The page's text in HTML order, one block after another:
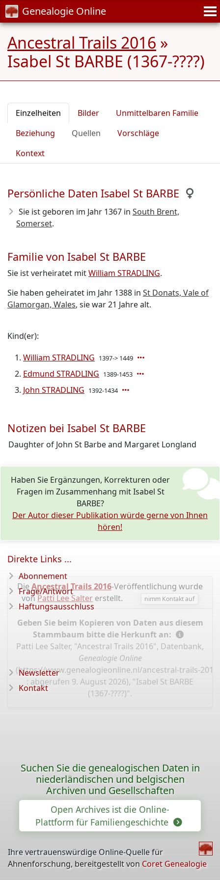
Genealogie Online
Ancestral Trails 2016 »
Isabel St BARBE (1367-????)
Einzelheiten Bilder
Unmittelbaren Familie
Beziehung
Quellen
Vorschläge
Kontext
Persönliche Daten Isabel St BARBE
Sie ist geboren im Jahr 1367 in South Brent,
Somerset.
Familie von Isabel St BARBE
Sie ist verheiratet mitWilliam STRADLING.
Sie haben geheiratet im Jahr 1388 in St Donats, Vale of
Glamorgan, Wales, sie war 21 Jahre alt.
Kind(er):
William STRADLING 1397-> 1449
Edmund STRADLING 1389-1453
John STRADLING 1392-1434
Notizen bei Isabel St BARBE
Daughter of John St Barbe and Margaret Longland
Haben Sie Ergänzungen, Korrekturen oder
Fragen im Zusammenhang mit Isabel St
BARBE?
Der Autor dieser Publikation würde gerne von Ihnen
hören!
Die Ancestral Trails 2016-Veröffentlichung wurde
von Patti Lee Salter erstellt. nimm Kontakt auf
Geben Sie beim Kopieren von Daten aus diesem
Stammbaum bitte die Herkunft an:
Patti Lee Salter, "Ancestral Trails 2016", Datenbank,
Genealogie Online
(https://www.genealogieonline.nl/ancestral-trails-
: abgerufen 9. August 2026), "Isabel St BARBE
(1367-????)".
Direkte Links ...
Abonnement
Frage/Antwort
Haftungsausschluss
Newsletter
Kontakt
Suchen Sie die genealogischen Daten in
niederländischen und belgischen
Archiven und Gesellschaften
Open Archives ist die Online-
Plattform für Familiengeschichte
Ihre vertrauenswürdige Online-Quelle für
Ahnenforschung, bereitgestellt von Coret Genealogie